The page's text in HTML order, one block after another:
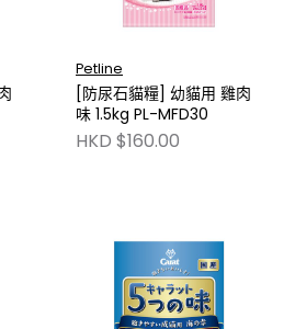
Petline
[防尿石貓糧] 幼貓用 雞肉
味 1.5kg PL-MFD30
HKD $160.00